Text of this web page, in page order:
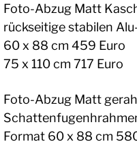
Foto-Abzug Matt
rückseitige stabilen
60 x 88 cm 459 Euro
75 x 110 cm 717 Euro
Foto-Abzug Matt
Format 60 x 88 cm